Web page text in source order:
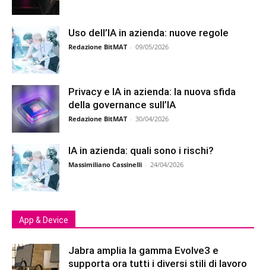
Uso dell’IA in azienda: nuove regole
Redazione BitMAT - 09/05/2026
Privacy e IA in azienda: la nuova sfida
della governance sull’IA
Redazione BitMAT - 30/04/2026
IA in azienda: quali sono i rischi?
Massimiliano Cassinelli - 24/04/2026
App & Device
Jabra amplia la gamma Evolve3 e
supporta ora tutti i diversi stili di lavoro